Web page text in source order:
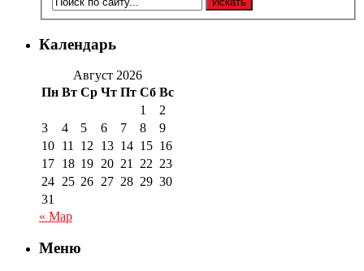
Календарь
Август 2026
Пн Вт Ср Чт Пт Сб Вс
1
2
3
4 5 6 7 8
9
10 11 12 13 14 15 16
17 18 19 20 21 22 23
24 25 26 27 28 29 30
31
« Мар
Меню